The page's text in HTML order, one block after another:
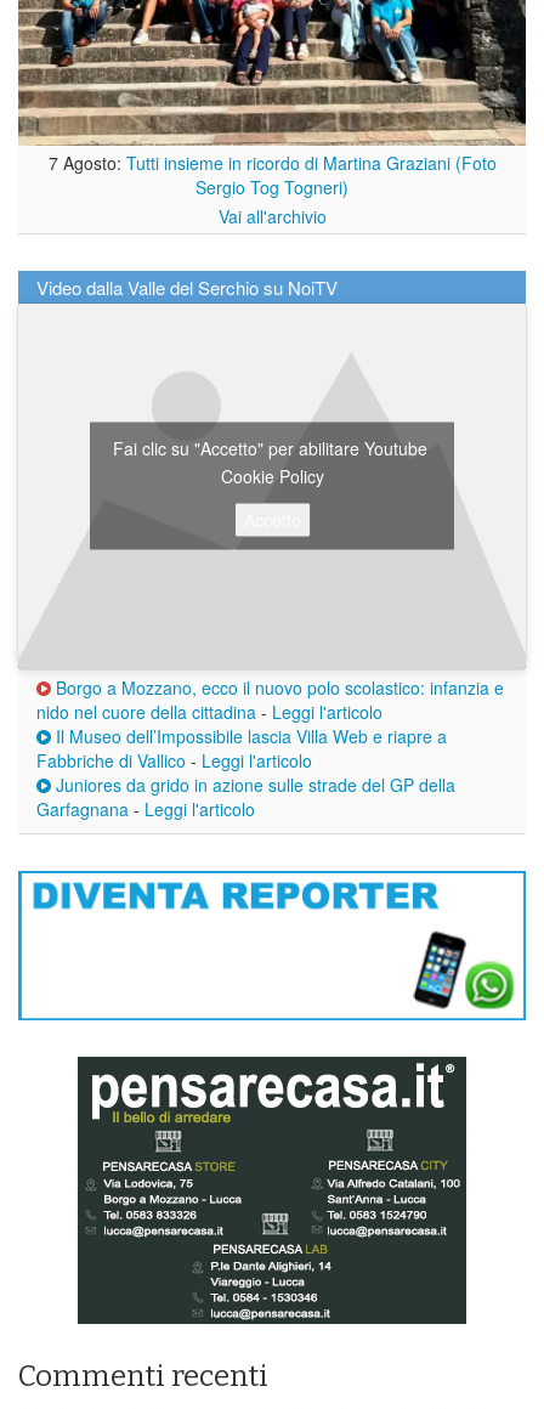
7 Agosto: Tutti insieme in ricordo di Martina Graziani (Foto
Sergio Tog Togneri)
Vai all'archivio
Video dalla Valle del Serchio su NoiTV
Fai clic su "Accetto" per abilitare Youtube
Cookie Policy
Borgo a Mozzano, ecco il nuovo polo scolastico: infanzia e
nido nel cuore della cittadina - Leggi l'articolo
Il Museo dell’Impossibile lascia Villa Web e riapre a
Fabbriche di Vallico - Leggi l'articolo
Juniores da grido in azione sulle strade del GP della
Garfagnana - Leggi l'articolo
Commenti recenti